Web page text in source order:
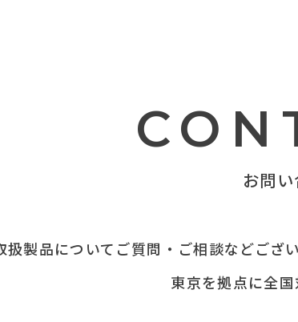
お問
扱製品についてご質問・ご相談などござ
東京を拠点に全国